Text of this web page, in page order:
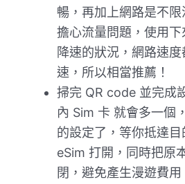
暢，再加上網路是不
擔心流量問題，使用
降速的狀況，網路速
速，所以相當推薦！
掃完 QR code 並完成
內 Sim 卡 就會多一個
的設定了，等你抵達
eSim 打開，同時把原
閉，避免產生漫遊費